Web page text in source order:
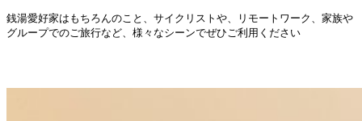
銭湯愛好家はもちろんのこと、サイクリストや、リモートワーク、家族や
グループでのご旅行など、様々なシーンでぜひご利用ください